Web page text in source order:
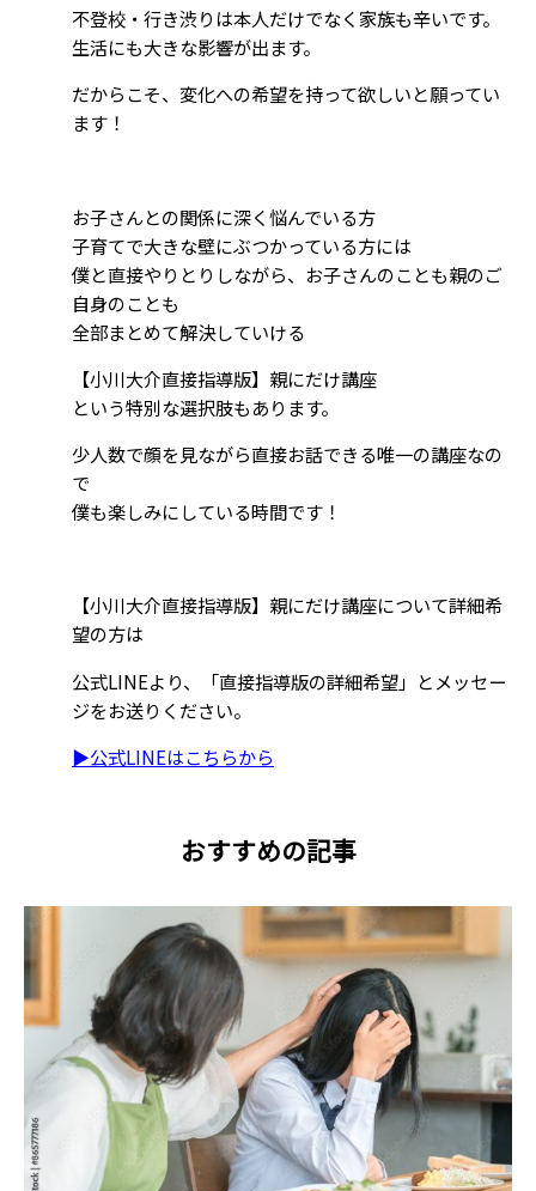
不登校・行き渋りは本人だけでなく家族も辛いです。
生活にも大きな影響が出ます。
だからこそ、変化への希望を持って欲しいと願ってい
ます！
お子さんとの関係に深く悩んでいる方
子育てで大きな壁にぶつかっている方には
僕と直接やりとりしながら、お子さんのことも親のご
自身のことも
全部まとめて解決していける
【小川大介直接指導版】親にだけ講座
という特別な選択肢もあります。
少人数で顔を見ながら直接お話できる唯一の講座なの
で
僕も楽しみにしている時間です！
【小川大介直接指導版】親にだけ講座について詳細希
望の方は
公式LINEより、「直接指導版の詳細希望」とメッセー
ジをお送りください。
▶︎公式LINEはこちらから
おすすめの記事